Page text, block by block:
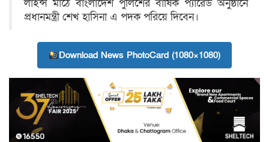
লাইন্স মাঠে বাংলাদেশ পুলিশের বার্ষিক প্যারেড অনুষ্ঠানে
প্রধানমন্ত্রী শেখ হাসিনা এ পদক পরিয়ে দিবেন।
Download News PhotoCard (1080×1080)